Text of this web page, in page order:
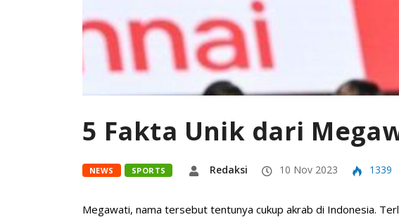
5 Fakta Unik dari
NEWS SPORTS Redaksi 10 Nov 2023 1339
Megawati, nama tersebut tentunya cukup akrab di Indonesia.